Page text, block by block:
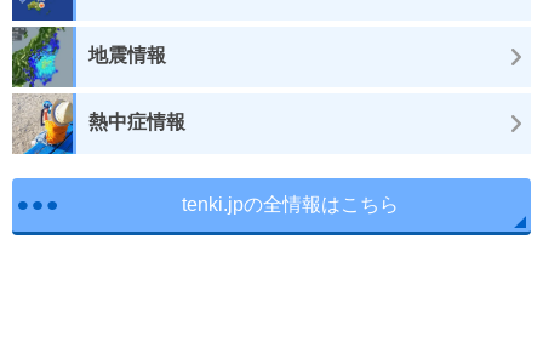
地震情報
熱中症情報
tenki.jpの全情報はこちら